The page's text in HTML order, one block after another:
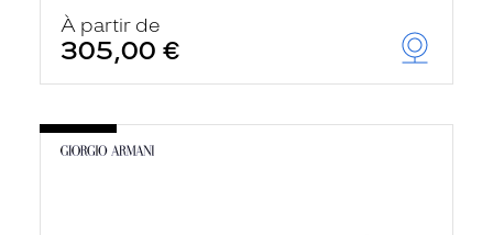
À partir de
305,00 €